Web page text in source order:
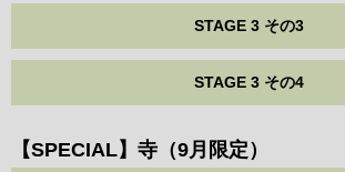
STAGE 3 その3
STAGE 3 その4
【SPECIAL】寺（9月限定）